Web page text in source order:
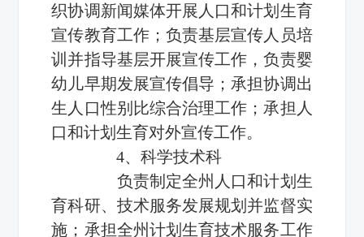
织协调新闻媒体开展人口和计划生育
宣传教育工作；负责基层宣传人员培
训并指导基层开展宣传工作，负责婴
幼儿早期发展宣传倡导；承担协调出
生人口性别比综合治理工作；承担人
口和计划生育对外宣传工作。
4、科学技术科
负责制定全州人口和计划生
育科研、技术服务发展规划并监督实
施；承担全州计划生育技术服务工作